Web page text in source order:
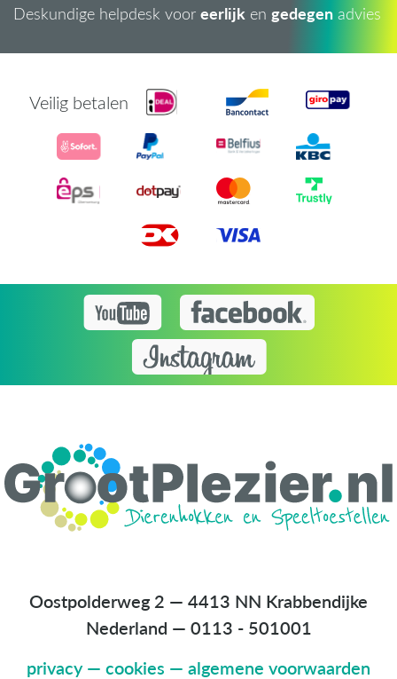
Deskundige helpdesk voor eerlijk en gedegen advies
Veilig betalen
Oostpolderweg 2 — 4413 NN Krabbendijke
Nederland — 0113 - 501001
privacy— cookies — algemene voorwaarden